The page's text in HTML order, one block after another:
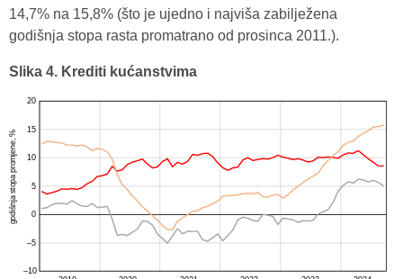
14,7% na 15,8% (što je ujedno i najviša zabilježena
godišnja stopa rasta promatrano od prosinca 2011.).
Slika 4. Krediti kućanstvima